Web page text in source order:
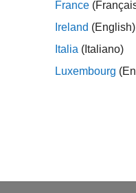
France
Ireland (English)
Italia (Italiano)
Luxembourg